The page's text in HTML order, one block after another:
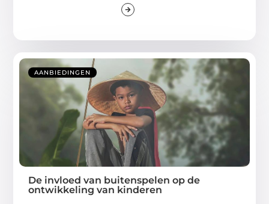
AANBIEDINGEN
De invloed van buitenspelen op de
ontwikkeling van kinderen